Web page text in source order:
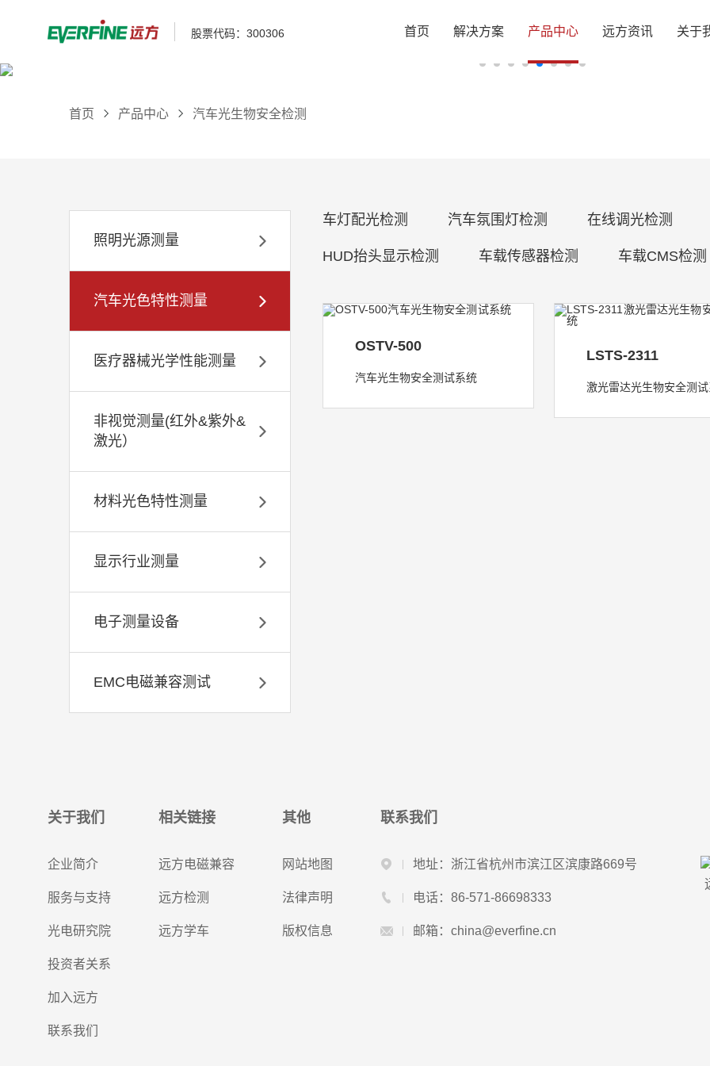
股票代码：300306 首页 解决方案 产品中心 远方资讯 关于
首页 产品中心 汽车光生物安全检测
照明光源测量
汽车光色特性测量
医疗器械光学性能测量
非视觉测量(红外&紫外&
激光）
材料光色特性测量
显示行业测量
电子测量设备
EMC电磁兼容测试
车灯配光检测 汽车氛围灯检测 在线调光检测
HUD抬头显示检测 车载传感器检测 车载CMS检测
OSTV-500
汽车光生物安全测试系统
LSTS-2311
激光雷达光生物安全测
关于我们
企业简介
服务与支持
光电研究院
投资者关系
加入远方
联系我们
相关链接
远方电磁兼容
远方检测
远方学车
其他
网站地图
法律声明
版权信息
联系我们
地址：浙江省杭州市滨江区滨康路669号
电话：86-571-86698333
邮箱：china@everfine.cn